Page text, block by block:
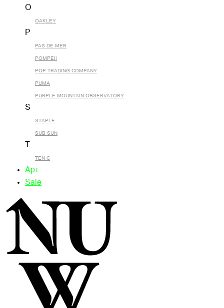
O
OAKLEY
P
PAS DE MER
POMPEII
POP TRADING COMPANY
PUMA
PURPLE MOUNTAIN OBSERVATORY
S
STAPLE
SUB SUN
TEN C
Арт
Sale